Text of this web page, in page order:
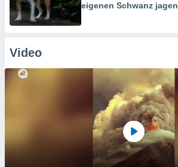
eigenen Schwanz jagen
Video